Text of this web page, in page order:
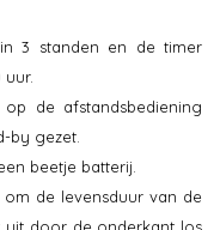
3 standen en de timer
uur.
op de afstandsbediening
by gezet.
beetje batterij.
de levensduur van de